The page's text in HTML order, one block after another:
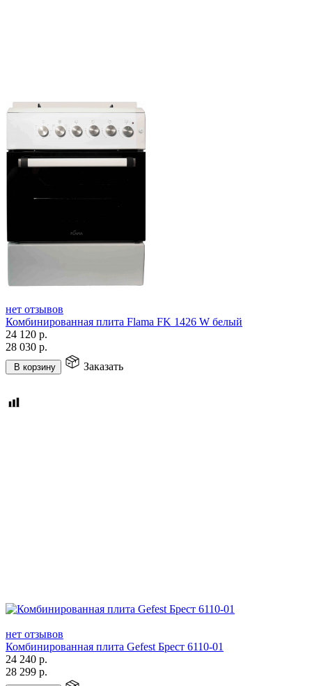
нет отзывов
Комбинированная плита Flama FK 1426 W белый
24 120 р.
28 030 р.
В корзину Заказать
нет отзывов
Комбинированная плита Gefest Брест 6110-01
24 240 р.
28 299 р.